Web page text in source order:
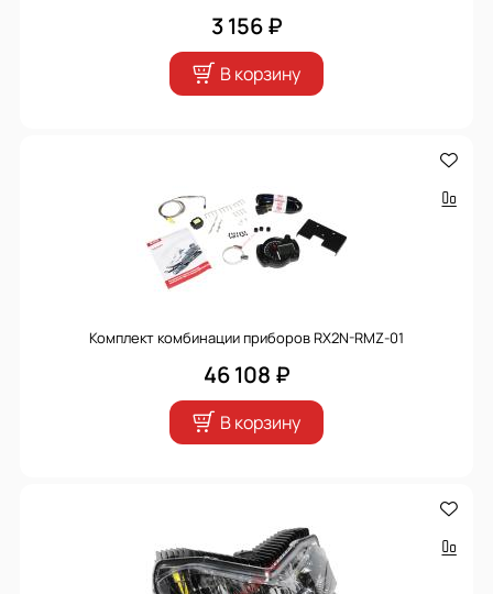
3 156 ₽
В корзину
Комплект комбинации приборов RX2N-RMZ-01
46 108 ₽
В корзину